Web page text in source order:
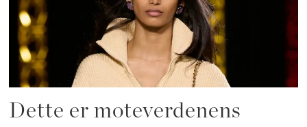
Dette er moteverdenens